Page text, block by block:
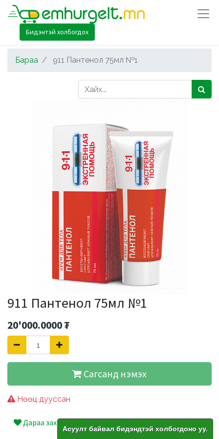
Бидэнтэй холбогдох
Бараа 911 Пантенол 75мл №1
911 Пантенол 75мл №1
20'000.0000₮
Сагсанд нэмэх
Нөөц дууссан
Дараа захиалах
Асуулт байвал бидэндтэй холбогдоно уу.